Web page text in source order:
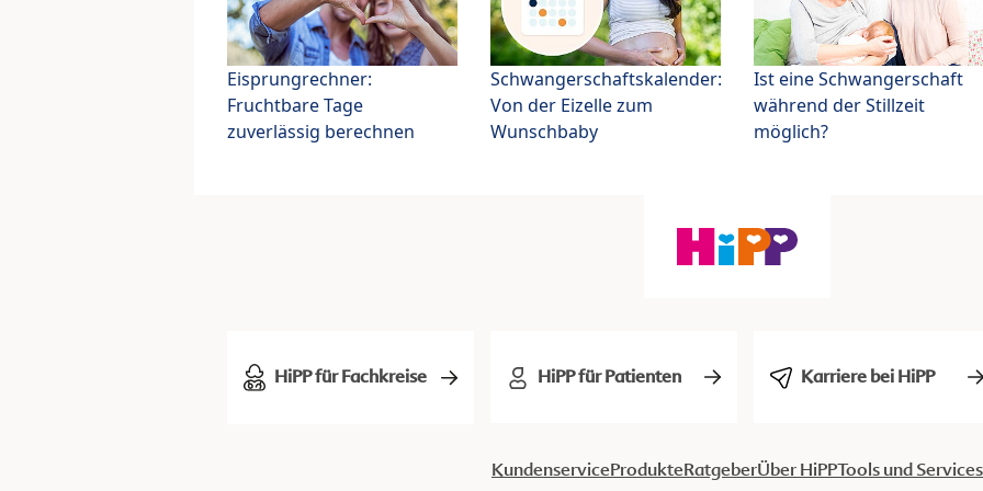
Eisprungrechner:
Fruchtbare Tage
zuverlässig berechnen
Schwangerschaftskalender:
Von der Eizelle zum
Wunschbaby
Ist eine Schwangerschaft
während der Stillzeit
möglich?
HiPP für Fachkreise HiPP für Patienten Karriere bei HiPP
KundenserviceProdukteRatgeberÜber HiPPTools und Services